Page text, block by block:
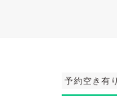
予約空き有り